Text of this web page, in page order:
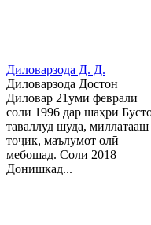
Диловарзода Д. Д.
Диловарзода Достон
Диловар 21уми феврали
соли 1996 дар шаҳри
таваллуд шуда, миллатааш
тоҷик, маълумот олӣ
мебошад. Соли 2018
Донишкад...